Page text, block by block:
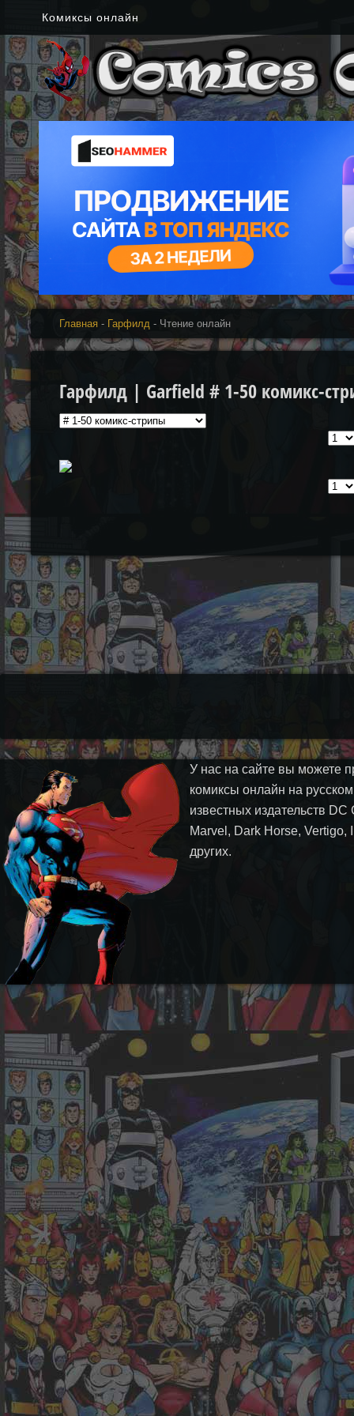
Комиксы онлайн
Главная - Гарфилд - Чтение онлайн
Гарфилд | Garfield # 1-50 комикс-
У нас на сайте вы можете
комиксы онлайн на
известных издательств DC
Marvel, Dark Horse, Vertigo,
других.